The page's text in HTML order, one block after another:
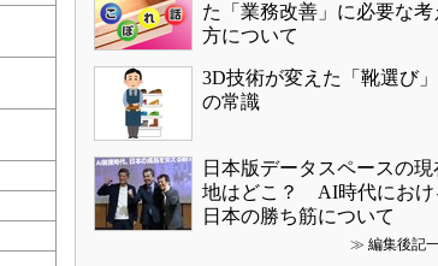
た「業務改善」に必要な考
方について
3D技術が変えた「靴選び」
の常識
日本版データスペースの現
地はどこ？ AI時代におけ
日本の勝ち筋について
≫ 編集後記